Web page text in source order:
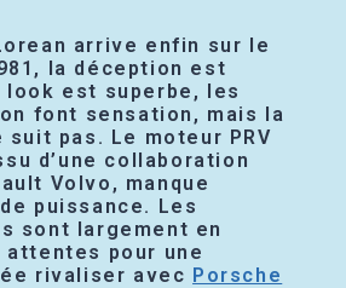
arrive enfin sur le
la déception est
look est superbe, les
font sensation, mais la
suit pas. Le moteur PRV
d’une collaboration
Volvo, manque
puissance. Les
sont largement en
attentes pour une
rivaliser avec Porsche